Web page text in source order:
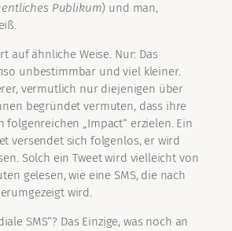
Publikum) und man,
auf ähnliche Weise. Nur: Das
unbestimmbar und viel kleiner.
vermutlich nur diejenigen über
begründet vermuten, dass ihre
folgenreichen „Impact“ erzielen. Ein
versendet sich folgenlos, er wird
Solch ein Tweet wird vielleicht von
gelesen, wie eine SMS, die nach
wird.
SMS“? Das Einzige, was noch an